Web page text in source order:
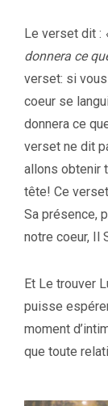
Le verset dit :
donnera ce
verset: si
coeur se
donnera ce
verset ne dit
allons obtenir
tête! Ce
Sa présence,
notre coeur, Il
Et Le trouver
puisse
moment
que toute